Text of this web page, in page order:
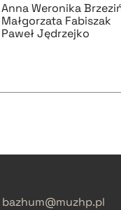
Anna Weronika
Małgorzata Fabiszak
Paweł Jędrzejko
bazhum@muzhp.pl